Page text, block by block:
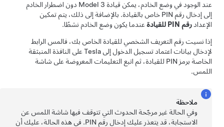
عند الوجود في وضع الخادم، يمكن قيادةModel 3دون اضطرار الخادم
إلى إدخال رقم PIN خاص بالقيادة. بالإضافة إلى ذلك، يتم تمكين
الإعدادرقم PIN للقيادة عندما يكون وضع الخادم نشطًا.
إذا نسيت رقم التعريف الشخصي للقيادة الخاص بك، فالمس الرابط
لإدخال بيانات اعتماد تسجيل الدخول إلى Tesla على النافذة المنبثقة
الخاصة برمز PIN للقيادة، ثم اتبع التعليمات المعروضة على شاشة
اللمس.
ملاحظة
وفي الحالة غير مرجّحة الحدوث التي تتوقف فيها شاشة اللمس عن
الاستجابة، قد يتعذر عليك إدخال رقم PIN. في هذه الحالة، عليك أن